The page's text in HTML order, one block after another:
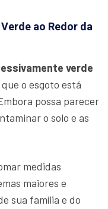
ao Redor da
verde
o esgoto está
possa parecer
o solo e as
medidas
maiores e
sua família e do